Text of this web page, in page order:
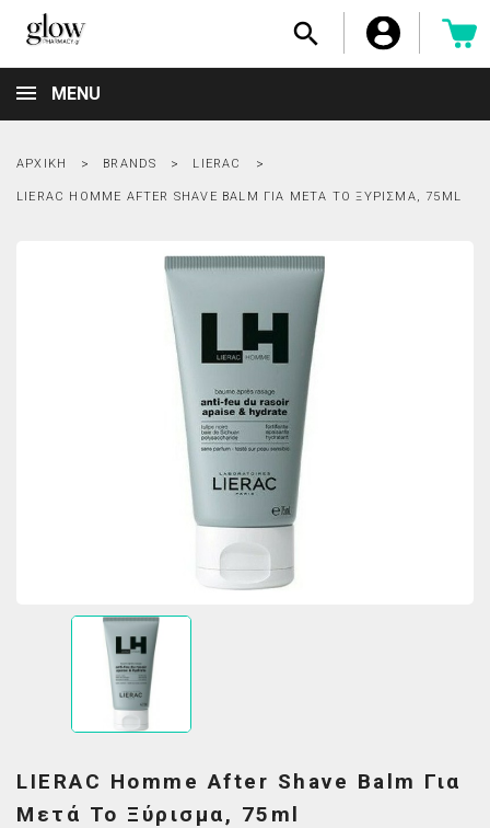

MENU
ΑΡΧΙΚΉ BRANDS LIERAC
LIERAC HOMME AFTER SHAVE BALM ΓΙΑ ΜΕΤΆ ΤΟ ΞΎΡΙΣΜΑ, 75ML
LIERAC Homme After Shave Balm Για
Μετά Το Ξύρισμα, 75ml